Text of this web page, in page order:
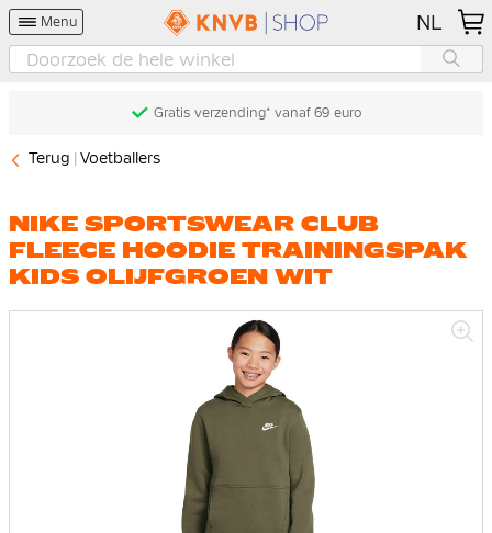
Menu NL
Gratis verzending* vanaf 69 euro
Terug Voetballers
NIKE SPORTSWEAR CLUB
FLEECE HOODIE TRAININGSPAK
KIDS OLIJFGROEN WIT